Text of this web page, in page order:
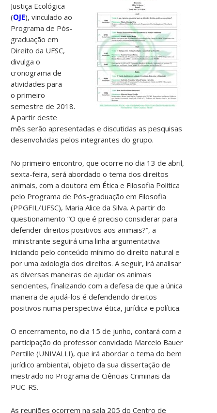
Justiça Ecológica
(OJE), vinculado ao
Programa de Pós-
graduação em
Direito da UFSC,
divulga o
cronograma de
atividades para
o primeiro
semestre de 2018.
A partir deste
mês serão apresentadas e discutidas as pesquisas
desenvolvidas pelos integrantes do grupo.
No primeiro encontro, que ocorre no dia 13 de abril,
sexta-feira, será abordado o tema dos direitos
animais, com a doutora em Ética e Filosofia Politica
pelo Programa de Pós-graduação em Filosofia
(PPGFIL/UFSC), Maria Alice da Silva. A partir do
questionamento “O que é preciso considerar para
defender direitos positivos aos animais?”, a
ministrante seguirá uma linha argumentativa
iniciando pelo conteúdo mínimo do direito natural e
por uma axiologia dos direitos. A seguir, irá analisar
as diversas maneiras de ajudar os animais
sencientes, finalizando com a defesa de que a única
maneira de ajudá-los é defendendo direitos
positivos numa perspectiva ética, jurídica e política.
O encerramento, no dia 15 de junho, contará com a
participação do professor convidado Marcelo Bauer
Pertille (UNIVALLI), que irá abordar o tema do bem
jurídico ambiental, objeto da sua dissertação de
mestrado no Programa de Ciências Criminais da
PUC-RS.
As reuniões ocorrem na sala 205 do Centro de